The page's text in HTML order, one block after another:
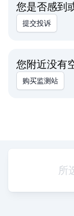
您是否感到
提交投诉
您附近没有
购买监测站
所